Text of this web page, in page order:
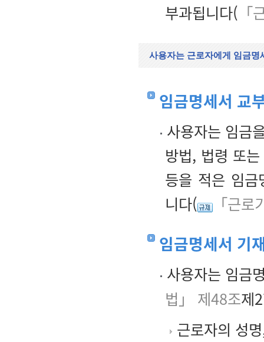
부과됩니다(
사용자는 근로자에게 임금명
임금명세서 교
사용자는 임금
방법, 법령 또
등을 적은 임금
니다(
「근
임금명세서 기
사용자는 임금
법」 제48조제
근로자의 성